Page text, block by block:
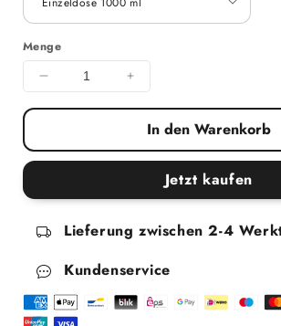
Menge
Menge für zonnebloemFamily
Menge für
In den Warenkorb
Jetzt kaufen
Lieferung zwischen 2-4
Kundenservice